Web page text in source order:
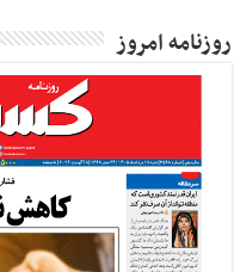
روزنامه امروز